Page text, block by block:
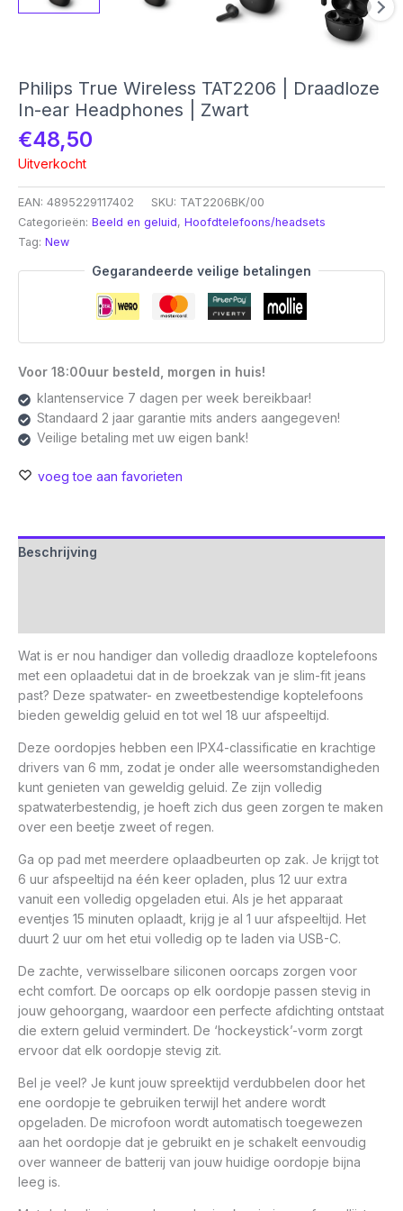
Philips True Wireless TAT2206 | Draadloze
In-ear Headphones | Zwart
€48,50
Uitverkocht
EAN: 4895229117402 SKU: TAT2206BK/00
Categorieën: Beeld en geluid, Hoofdtelefoons/headsets
Tag: New
Gegarandeerde veilige betalingen
Voor 18:00uur besteld, morgen in huis!
klantenservice 7 dagen per week bereikbaar!
Standaard 2 jaar garantie mits anders aangegeven!
Veilige betaling met uw eigen bank!
voeg toe aan favorieten
Beschrijving
Wat is er nou handiger dan volledig draadloze koptelefoons
met een oplaadetui dat in de broekzak van je slim-fit jeans
past? Deze spatwater- en zweetbestendige koptelefoons
bieden geweldig geluid en tot wel 18 uur afspeeltijd.
Deze oordopjes hebben een IPX4-classificatie en krachtige
drivers van 6 mm, zodat je onder alle weersomstandigheden
kunt genieten van geweldig geluid. Ze zijn volledig
spatwaterbestendig, je hoeft zich dus geen zorgen te maken
over een beetje zweet of regen.
Ga op pad met meerdere oplaadbeurten op zak. Je krijgt tot
6 uur afspeeltijd na één keer opladen, plus 12 uur extra
vanuit een volledig opgeladen etui. Als je het apparaat
eventjes 15 minuten oplaadt, krijg je al 1 uur afspeeltijd. Het
duurt 2 uur om het etui volledig op te laden via USB-C.
De zachte, verwisselbare siliconen oorcaps zorgen voor
echt comfort. De oorcaps op elk oordopje passen stevig in
jouw gehoorgang, waardoor een perfecte afdichting ontstaat
die extern geluid vermindert. De ‘hockeystick’-vorm zorgt
ervoor dat elk oordopje stevig zit.
Bel je veel? Je kunt jouw spreektijd verdubbelen door het
ene oordopje te gebruiken terwijl het andere wordt
opgeladen. De microfoon wordt automatisch toegewezen
aan het oordopje dat je gebruikt en je schakelt eenvoudig
over wanneer de batterij van jouw huidige oordopje bijna
leeg is.